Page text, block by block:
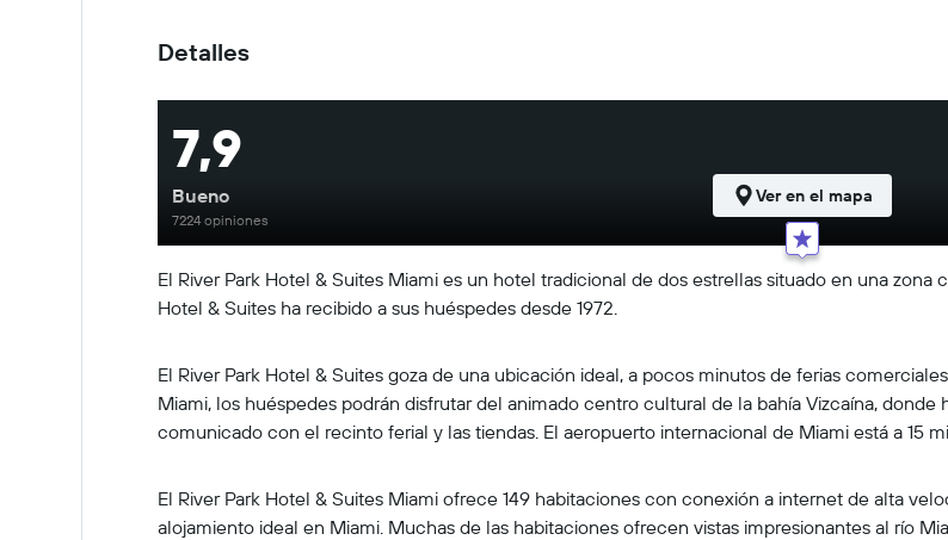
Detalles
El River Park Hotel & Suites Miami es un hotel tradicional de dos estrellas situado en una
Hotel & Suites ha recibido a sus huéspedes desde 1972.
El River Park Hotel & Suites goza de una ubicación ideal, a pocos minutos de ferias
Miami, los huéspedes podrán disfrutar del animado centro cultural de la bahía Vizcaína, donde
comunicado con el recinto ferial y las tiendas. El aeropuerto internacional de Miami está a 15
El River Park Hotel & Suites Miami ofrece 149 habitaciones con conexión a internet de alta
alojamiento ideal en Miami. Muchas de las habitaciones ofrecen vistas impresionantes al río
7,9
Bueno
7224 opiniones
Ver en el mapa